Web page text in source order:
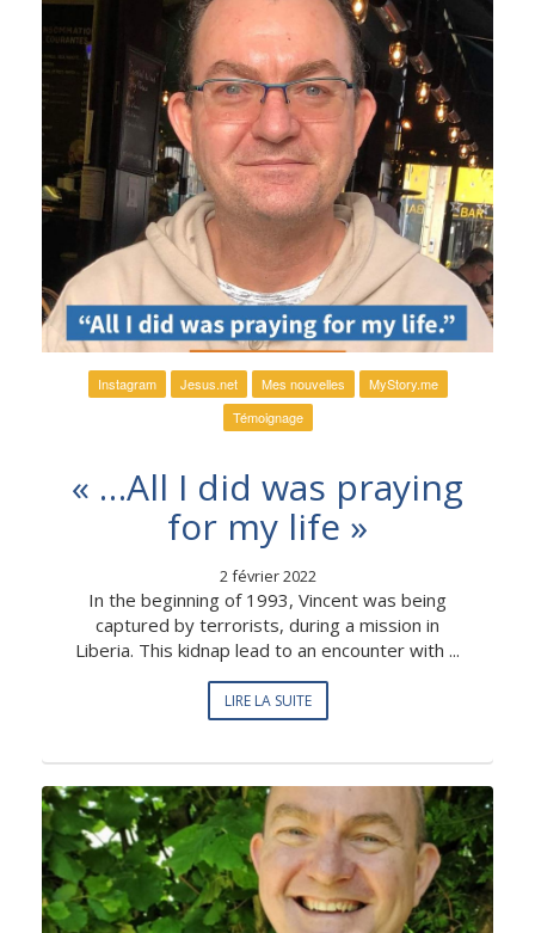
Instagram Jesus.net Mes nouvelles
MyStory.me
Témoignage
« …All I did was praying
for my life »
2 février 2022
In the beginning of 1993, Vincent was being
captured by terrorists, during a mission in
Liberia. This kidnap lead to an encounter with ...
LIRE LA SUITE